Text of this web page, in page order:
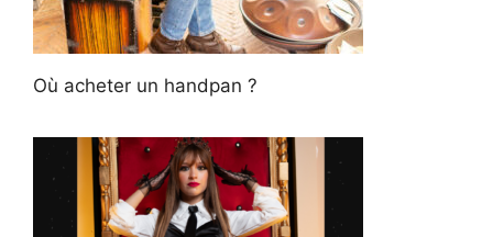
Où acheter un handpan ?